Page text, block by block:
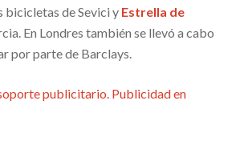
bicicletas de Sevici y Estrella de
En Londres también se llevó a cabo
por parte de Barclays.